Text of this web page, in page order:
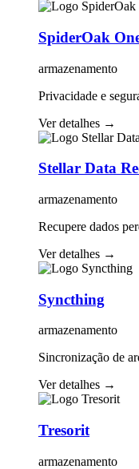
SpiderOak
armazenamento
Privacidade e
Ver detalhes →
Stellar Data
armazenamento
Recupere dados
Ver detalhes →
Syncthing
armazenamento
Sincronização de
Ver detalhes →
Tresorit
armazenamento